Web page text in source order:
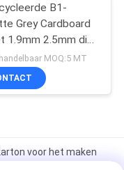
B1-
Grey Cardboard
1.9mm 2.5mm dik
70*100cm
MOQ:5 MT
voor het maken